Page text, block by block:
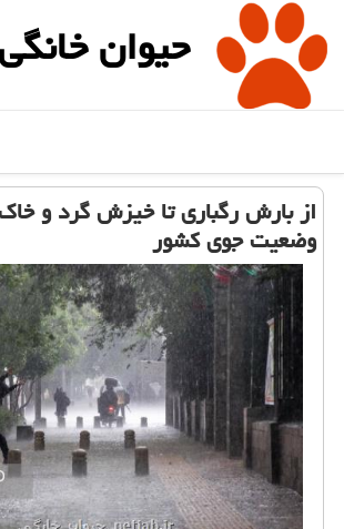
حیوان
از بارش رگباری تا خیزش گرد و
وضعیت جوی كشور